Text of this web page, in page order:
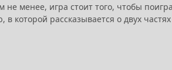
не менее, игра стоит того, чтобы
которой рассказывается о двух частях